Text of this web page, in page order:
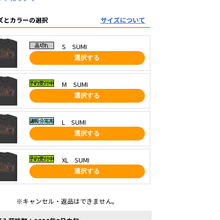
とカラーの選択 サイズについて
S SUMI
選択する
M SUMI
選択する
L SUMI
選択する
XL SUMI
選択する
※キャンセル・返品はできません。